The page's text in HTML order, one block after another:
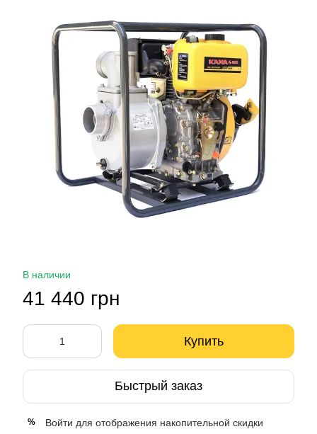
В наличии
41 440 грн
Купить
Быстрый заказ
% Войти для отображения накопительной скидки